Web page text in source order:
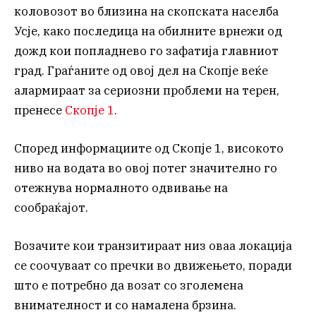
коловозот во близина на скопската населба
Усје, како последица на обилните врнежи од
дожд кои попладнево го зафатија главниот
град. Граѓаните од овој дел на Скопје веќе
алармираат за сериозни проблеми на терен,
пренесе Скопје 1.
Според информациите од Скопје 1, високото
ниво на водата во овој потег значително го
отежнува нормалното одвивање на
сообраќајот.
Возачите кои транзитираат низ оваа локација
се соочуваат со пречки во движењето, поради
што е потребно да возат со зголемена
внимателност и со намалена брзина.